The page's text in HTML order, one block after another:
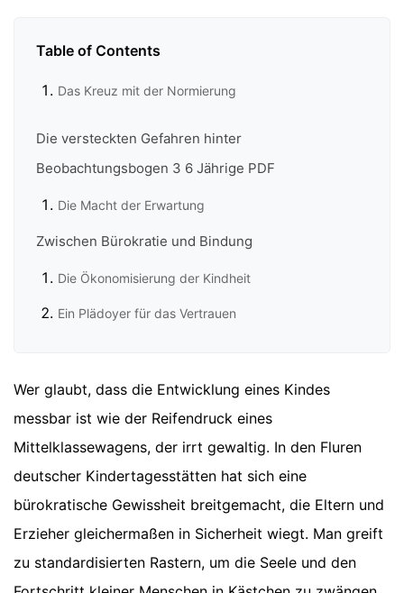
Table of Contents
Das Kreuz mit der Normierung
Die versteckten Gefahren hinter
Beobachtungsbogen 3 6 Jährige PDF
Die Macht der Erwartung
Zwischen Bürokratie und Bindung
Die Ökonomisierung der Kindheit
Ein Plädoyer für das Vertrauen
Wer glaubt, dass die Entwicklung eines Kindes
messbar ist wie der Reifendruck eines
Mittelklassewagens, der irrt gewaltig. In den Fluren
deutscher Kindertagesstätten hat sich eine
bürokratische Gewissheit breitgemacht, die Eltern und
Erzieher gleichermaßen in Sicherheit wiegt. Man greift
zu standardisierten Rastern, um die Seele und den